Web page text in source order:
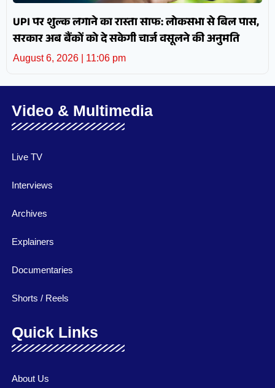
UPI पर शुल्क लगाने का रास्ता साफ: लोकसभा से बिल पास,
सरकार अब बैंकों को दे सकेगी चार्ज वसूलने की अनुमति
August 6, 2026 11:06 pm
Video & Multimedia
Live TV
Interviews
Archives
Explainers
Documentaries
Shorts / Reels
Quick Links
About Us